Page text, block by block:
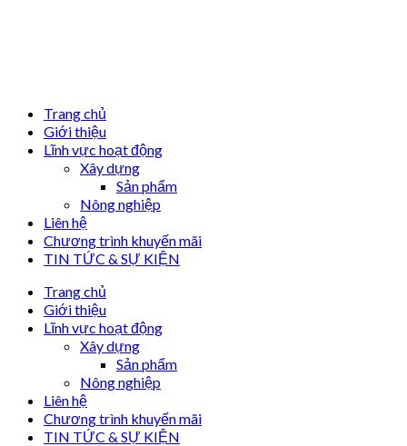
Trang chủ
Giới thiệu
Lĩnh vực hoạt động
Xây dựng
Sản phẩm
Nông nghiệp
Liên hệ
Chương trình khuyến mãi
TIN TỨC & SỰ KIỆN
Trang chủ
Giới thiệu
Lĩnh vực hoạt động
Xây dựng
Sản phẩm
Nông nghiệp
Liên hệ
Chương trình khuyến mãi
TIN TỨC & SỰ KIỆN